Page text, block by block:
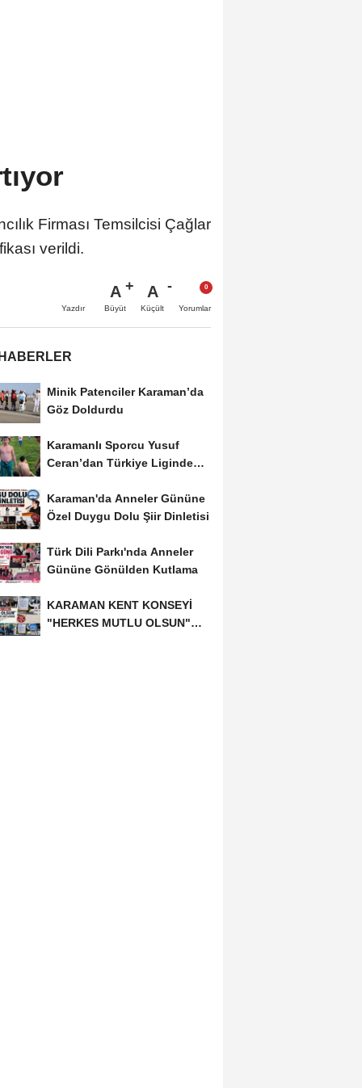
Firması Temsilcisi Çağlar
verildi.
Yazdır
A
Büyüt
A
Küçült Yorumlar
Minik Patenciler Karaman’da
Göz Doldurdu
Karamanlı Sporcu Yusuf
Ceran’dan Türkiye Liginde
Karaman'da Anneler Gününe
Özel Duygu Dolu Şiir Dinletisi
Türk Dili Parkı'nda Anneler
Gününe Gönülden Kutlama
KARAMAN KENT KONSEYİ
"HERKES MUTLU OLSUN"